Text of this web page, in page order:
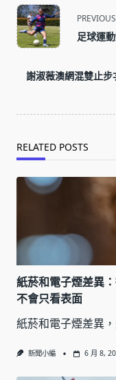
<span
class="nav-
subtitle
reader-
足球運
謝淑薇澳網混雙止
RELATED POSTS
紙菸和電子煙差異
不會只看表面
紙菸和電子煙差異
新聞小編 6 月 8,